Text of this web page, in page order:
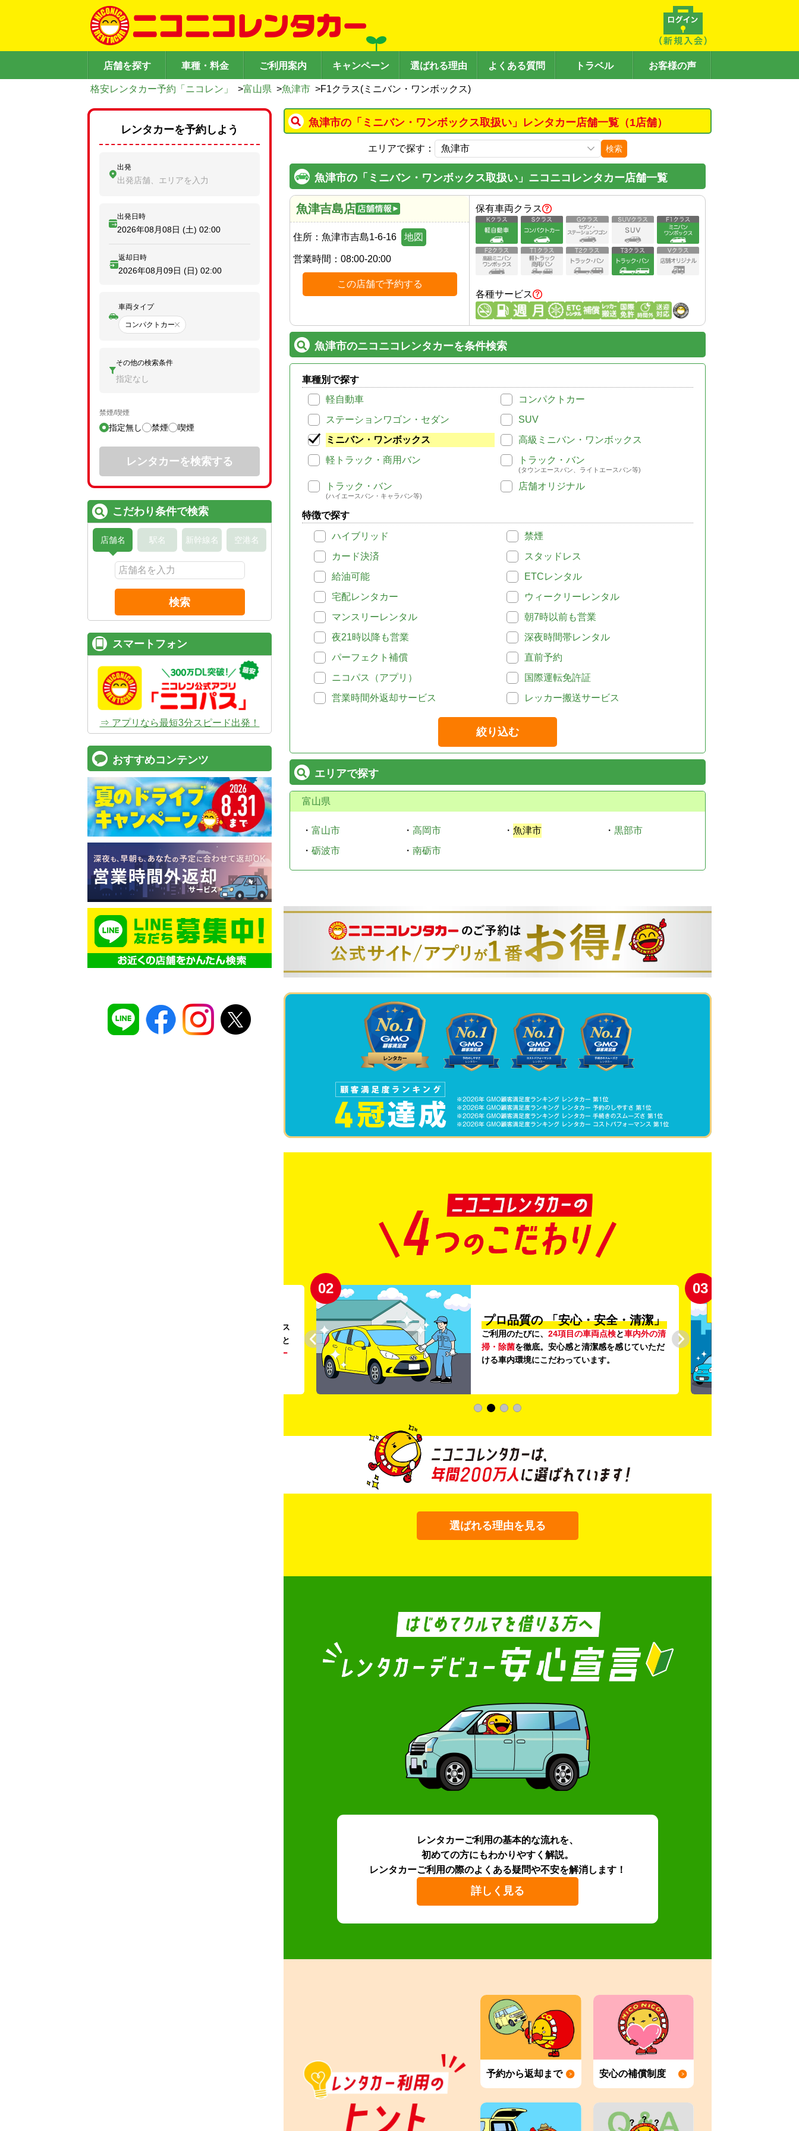
店舗を探す 車種・料金 ご利用案内 キャンペーン 選ばれる理由 よくある質問 トラベル お客様の声
格安レンタカー予約「ニコレン」 >富山県 >魚津市 >F1クラス(ミニバン・ワンボックス)
魚津市の「ミニバン・ワンボックス取扱い」レンタカー店舗一覧（1店舗）
エリアで探す： 検索
魚津市の「ミニバン・ワンボックス取扱い」ニコニコレンタカー店舗一覧
魚津吉島店
住所： 魚津市吉島1-6-16 地図
営業時間： 08:00-20:00
この店舗で予約する
保有車両クラス
各種サービス
魚津市のニコニコレンタカーを条件検索
車種別で探す
軽自動車
コンパクトカー
ステーションワゴン・セダン
SUV
ミニバン・ワンボックス
高級ミニバン・ワンボックス
軽トラック・商用バン
トラック・バン
(タウンエースバン、ライトエースバン等)
トラック・バン
(ハイエースバン・キャラバン等)
店舗オリジナル
特徴で探す
ハイブリッド
禁煙
カード決済
スタッドレス
給油可能
ETCレンタル
宅配レンタカー
ウィークリーレンタル
マンスリーレンタル
朝7時以前も営業
夜21時以降も営業
深夜時間帯レンタル
パーフェクト補償
直前予約
ニコパス（アプリ）
国際運転免許証
営業時間外返却サービス
レッカー搬送サービス
絞り込む
エリアで探す
富山県
・ 富山市 ・ 高岡市 ・ 魚津市 ・ 黒部市
・ 砺波市 ・ 南砺市
。ガソリンス
タンドや整備工場の既存インフラを活用すること
リー
02
プロ品質の 「安心・安全・清潔」
ご利用のたびに、 24項目の車両点検と車内外の清
掃・除菌を徹底。安心感と清潔感を感じていただ
ける車内環境にこだわっています。
03
選ばれる理由を見る
レンタカーご利用の基本的な流れを、
初めての方にもわかりやすく解説。
レンタカーご利用の際のよくある疑問や不安を解消します！
詳しく見る
予約から返却まで 安心の補償制度
レンタカーを予約しよう
出発
出発店舗、エリアを入力
出発日時
2026年08月08日 (土) 02:00
返却日時
2026年08月09日 (日) 02:00
車両タイプ
コンパクトカー
その他の検索条件
指定なし
禁煙/喫煙
指定無し 禁煙 喫煙
レンタカーを検索する
こだわり条件で検索
店舗名 駅名 新幹線名 空港名
検索
スマートフォン
⇒ アプリなら最短3分スピード出発！
おすすめコンテンツ